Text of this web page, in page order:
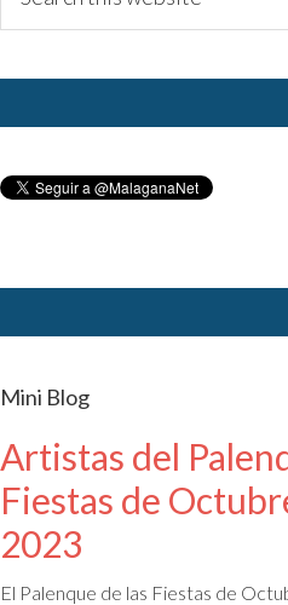
Mini Blog
Artistas del
Fiestas de
2023
El Palenque de las Fiestas de